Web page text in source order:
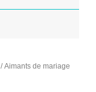
/ Aimants de mariage